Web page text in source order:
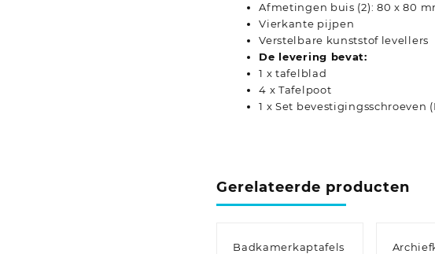
Afmetingen buis (2): 80 x 80
Vierkante pijpen
Verstelbare kunststof levellers
De levering bevat:
1 x tafelblad
4 x Tafelpoot
1 x Set bevestigingsschroeven
Gerelateerde producten
Badkamerkaptafels